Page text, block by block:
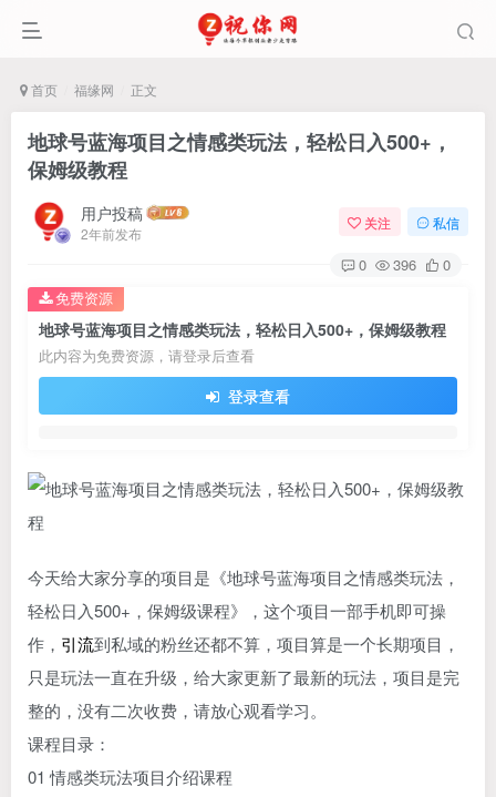
首页 福缘网 正文
地球号蓝海项目之情感类玩法，轻松日入500+，
保姆级教程
用户投稿
2年前发布
关注 私信
0 396 0
地球号蓝海项目之情感类玩法，轻松日入500+，保姆级教程
此内容为免费资源，请登录后查看
登录查看
免费资源
今天给大家分享的项目是《地球号蓝海项目之情感类玩法，
轻松日入500+，保姆级课程》，这个项目一部手机即可操
作， 引流到私域的粉丝还都不算，项目算是一个长期项目，
只是玩法一直在升级，给大家更新了最新的玩法，项目是完
整的，没有二次收费，请放心观看学习。
课程目录：
01 情感类玩法项目介绍课程